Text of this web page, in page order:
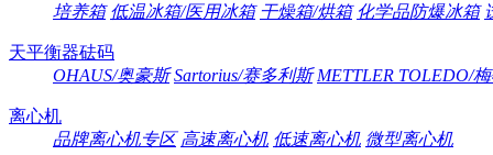
培养箱 低温冰箱/医用冰箱 干燥箱/烘箱 化学品防爆冰箱
天平衡器砝码
OHAUS/奥豪斯 Sartorius/赛多利斯 METTLER TOLEDO/
离心机
品牌离心机专区 高速离心机 低速离心机 微型离心机